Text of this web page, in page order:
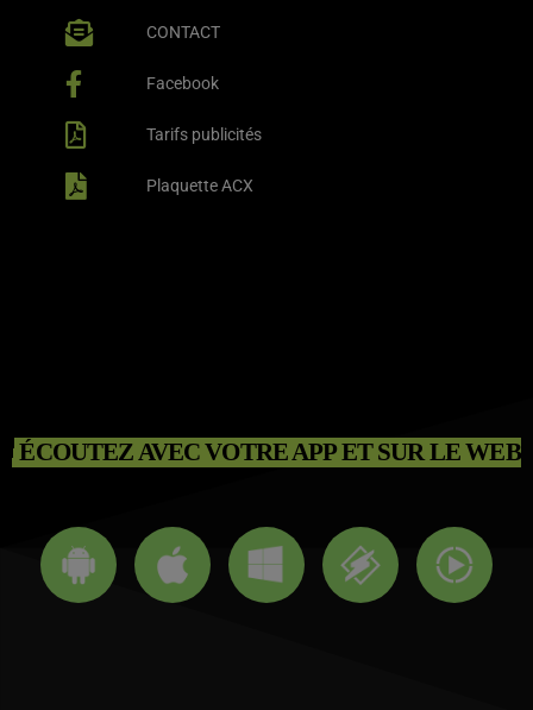
CONTACT
Facebook
Tarifs publicités
Plaquette ACX
ÉCOUTEZ AVEC VOTRE APP ET SUR LE WEB